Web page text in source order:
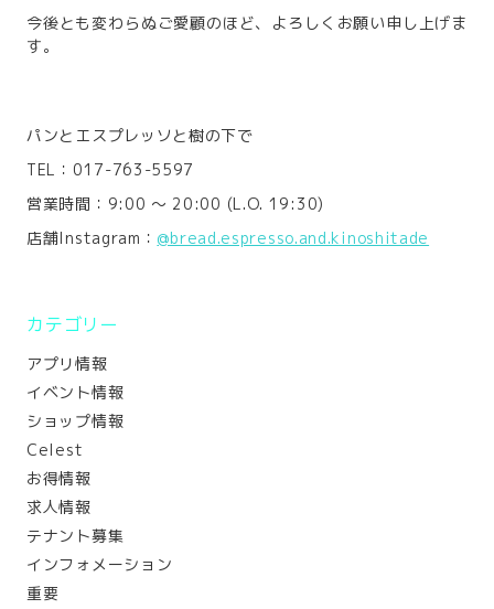
今後とも変わらぬご愛顧のほど、よろしくお願い申し上げま
す。
パンとエスプレッソと樹の下で
TEL：017-763-5597
営業時間：9:00 ～ 20:00 (L.O. 19:30)
店舗Instagram： @bread.espresso.and.kinoshitade
カテゴリー
アプリ情報
イベント情報
ショップ情報
Celest
お得情報
求人情報
テナント募集
インフォメーション
重要